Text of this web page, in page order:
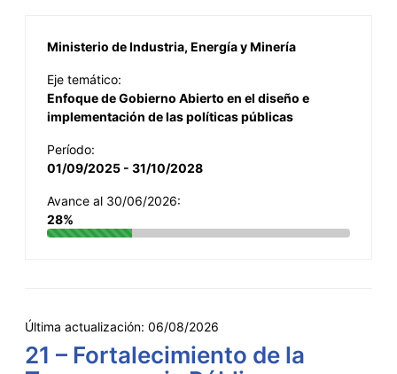
Ministerio de Industria, Energía y Minería
Eje temático:
Enfoque de Gobierno Abierto en el diseño e
implementación de las políticas públicas
Período:
01/09/2025 - 31/10/2028
Avance al 30/06/2026:
28%
Última actualización: 06/08/2026
21 – Fortalecimiento de la